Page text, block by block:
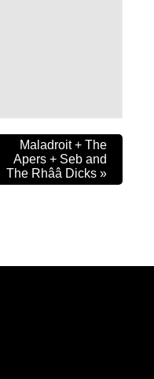
Maladroit + The
Apers + Seb and
The Rhââ Dicks »